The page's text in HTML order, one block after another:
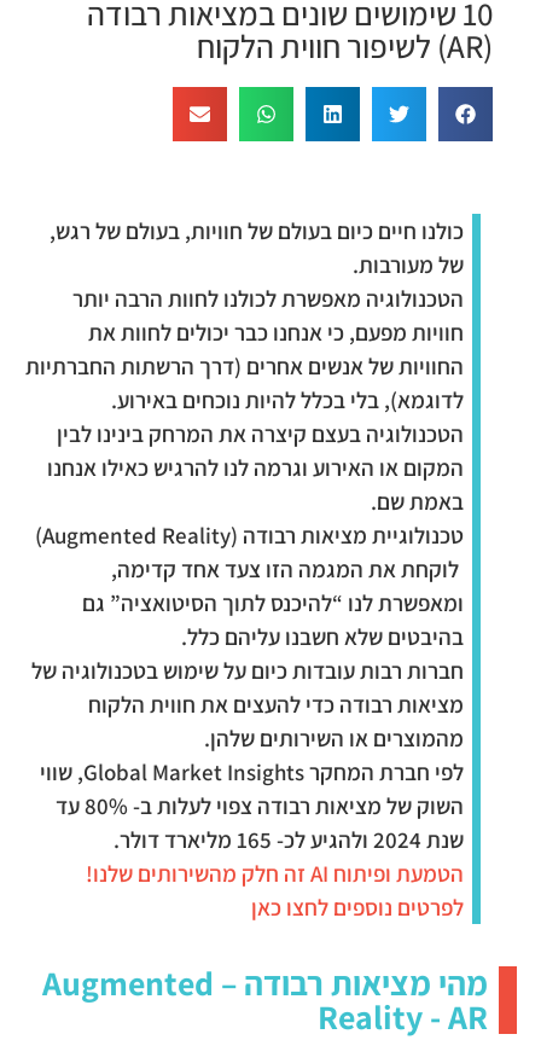
10 שימושים שונים במציאות רבודה
(AR) לשיפור חווית הלקוח
כולנו חיים כיום בעולם של חוויות, בעולם של רגש,
של מעורבות.
הטכנולוגיה מאפשרת לכולנו לחוות הרבה יותר
חוויות מפעם, כי אנחנו כבר יכולים לחוות את
החוויות של אנשים אחרים (דרך הרשתות החברתיות
לדוגמא), בלי בכלל להיות נוכחים באירוע.
הטכנולוגיה בעצם קיצרה את המרחק בינינו לבין
המקום או האירוע וגרמה לנו להרגיש כאילו אנחנו
באמת שם.
טכנולוגיית מציאות רבודה (Augmented Reality)
לוקחת את המגמה הזו צעד אחד קדימה,
ומאפשרת לנו “להיכנס לתוך הסיטואציה” גם
בהיבטים שלא חשבנו עליהם כלל.
חברות רבות עובדות כיום על שימוש בטכנולוגיה של
מציאות רבודה כדי להעצים את חווית הלקוח
מהמוצרים או השירותים שלהן.
לפי חברת המחקר Global Market Insights, שווי
השוק של מציאות רבודה צפוי לעלות ב- 80% עד
שנת 2024 ולהגיע לכ- 165 מליארד דולר.
הטמעת ופיתוח AI זה חלק מהשירותים שלנו!
לפרטים נוספים לחצו כאן
מהי מציאות רבודה – Augmented
Reality - AR